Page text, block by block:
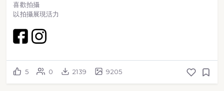
喜歡拍攝
以拍攝展現活力
5 0 2139 9205